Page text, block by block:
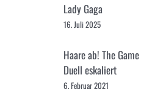
Lady Gaga
16. Juli 2025
Haare ab! The
Duell eskaliert
6. Februar 2021